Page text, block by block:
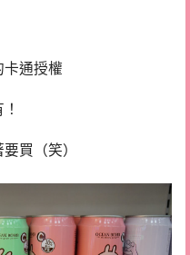
卡通授權
買（笑）